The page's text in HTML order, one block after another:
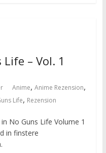
– Vol. 1
Anime, Anime Rezension,
Life, Rezension
No Guns Life Volume 1
in finstere